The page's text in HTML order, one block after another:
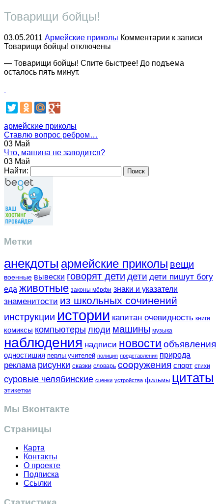
Товарищи бойцы!
03.05.2011 Армейские приколы Комментарии к записи
Товарищи бойцы! отключены
— Товарищи бойцы! Спите быстрее! До подъема
осталось пять минут.
армейские приколы
Ставлю вопрос ребром…
03 Май
Что, машина не заводится?
03 Май
Найти:
Метки
анекдоты армейские приколы вещи
военные вывески говорят дети дети дети пишут богу
еда животные законы мёрфи знаки и указатели
знаменитости из школьных сочинений
инструкции истории капитан очевидность книги
комиксы компьютеры люди машины музыка
наблюдения надписи новости объявления
одностишия перлы учителей полиция представления природа
реклама рисунки сказки словарь сооружения спорт стихи
суровые челябинские сценки устройства фильмы цитаты
этикетки
Мы Вконтакте
Страницы
Карта
Контакты
О проекте
Подписка
Ссылки